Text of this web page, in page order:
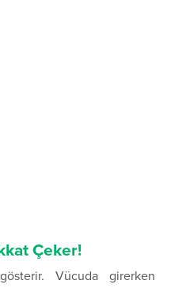
Çeker!
Vücuda girerken